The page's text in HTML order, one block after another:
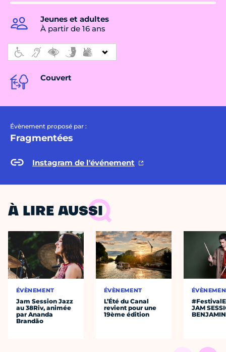
Jeunes et adultes
À partir de 16 ans
Couvert
Évènement proposé par :
Fragmentées
Instagram de l'événement
À LIRE AUSSI
ÉVÈNEMENT
Jam Session Jazz
au 38Riv, animée
par Ananda
Brandão
ÉVÈNEMENT
L’Été du Canal
revient pour une
19ème édition
JAM